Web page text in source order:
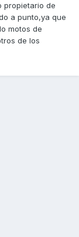
propietario de
a punto,ya que
motos de
de los